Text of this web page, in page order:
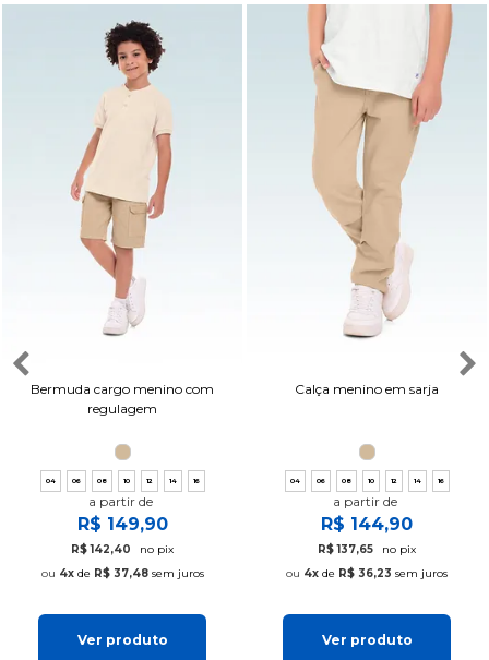
Bermuda cargo menino com
regulagem
04 06 08 10 12 14 16
a partir de
R$ 149,90
R$ 142,40
no pix
4xde R$ 37,48sem juros
Ver produto
Calça menino em sarja
04 06 08 10 12 14 16
a partir de
R$ 144,90
R$ 137,65
no pix
4x de R$ 36,23 sem juros
Ver produto